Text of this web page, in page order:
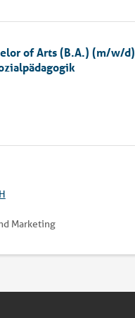
of Arts (B.A.) (m/w/d)
Marketing